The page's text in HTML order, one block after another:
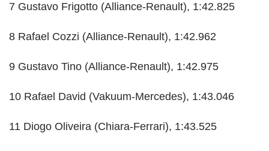
7 Gustavo Frigotto (Alliance-Renault), 1:42.825
8 Rafael Cozzi (Alliance-Renault), 1:42.962
9 Gustavo Tino (Alliance-Renault), 1:42.975
10 Rafael David (Vakuum-Mercedes), 1:43.046
11 Diogo Oliveira (Chiara-Ferrari), 1:43.525